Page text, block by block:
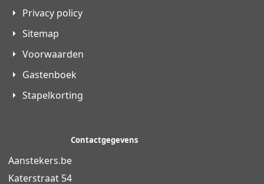
Privacy policy
Sitemap
Voorwaarden
Gastenboek
Stapelkorting
Contactgegevens
Aanstekers.be
Katerstraat 54